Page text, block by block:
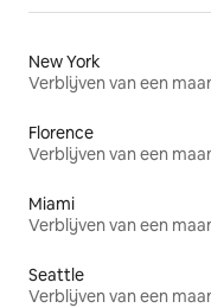
New York
Verblijven van een
Florence
Verblijven van een
Miami
Verblijven van een
Seattle
Verblijven van een